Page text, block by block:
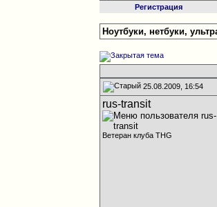
Регистрация
Ноутбуки, нетбуки,
25.08.2009, 16:54
rus-transit
Ветеран клуба THG